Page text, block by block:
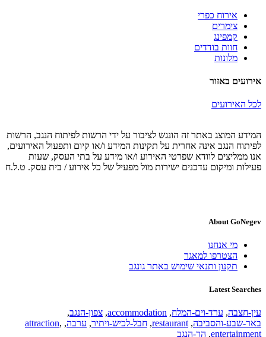
אירוח כפרי
צימרים
קמפינג
חוות בודדים
מלונות
אירועים באזור
לכל האירועים
המידע המוצג באתר זה הונגש לציבור על ידי הרשות לפיתוח הנגב, הרשות
לפיתוח הנגב אינה אחרית על תקינות המידע ו/או קיום ותפעול האירועים,
אנו ממליצים לוודא שפרטי האירוע ו/או מידע על בתי העסק, שעות
פעילות ומיקום עדכנים ישירות מול מפעיל של כל אירוע / בית עסק. ט.ל.ח
About GoNegev
מי אנחנו
הצטרפו למאגר
תקנון ותנאי שימוש באתר גונגב
Latest Searches
עין-חצבה, ערד-וים-המלח,
accommodation
, צפון-הנגב,
באר-שבע-והסביבה,
restaurant
, חבל-לכיש-ויתיר, ערבה,
attraction,
entertainment
, הר-הנגב